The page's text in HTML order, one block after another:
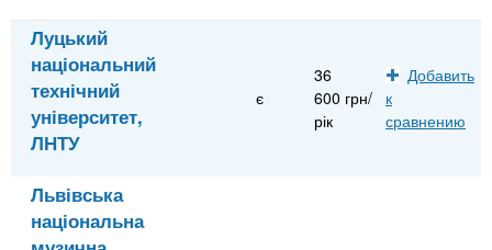
Луцький
національний
технічний
університет,
ЛНТУ
є
36
600 грн/
рік
Добавить
к
сравнению
Львівська
національна